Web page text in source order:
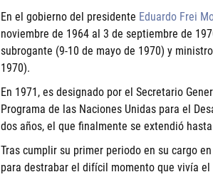
En el gobierno del presidente Eduardo Frei
noviembre de 1964 al 3 de septiembre de
subrogante (9-10 de mayo de 1970) y
1970).
En 1971, es designado por el Secretario
Programa de las Naciones Unidas para el
dos años, el que finalmente se extendió
Tras cumplir su primer periodo en su cargo
para destrabar el difícil momento que vivía